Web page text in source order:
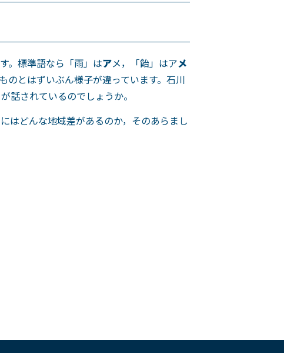
。標準語なら「雨」はアメ，「飴」はアメ
のとはずいぶん様子が違っています。石川
話されているのでしょうか。
はどんな地域差があるのか，そのあらまし